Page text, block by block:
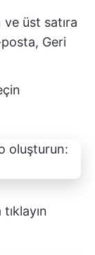
ve üst satıra
Geri
tıklayın